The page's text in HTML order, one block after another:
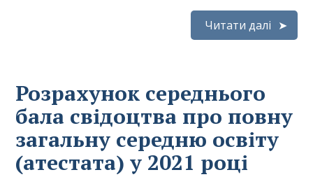
Читати далі
Розрахунок середнього
бала свідоцтва про повну
загальну середню освіту
(атестата) у 2021 році